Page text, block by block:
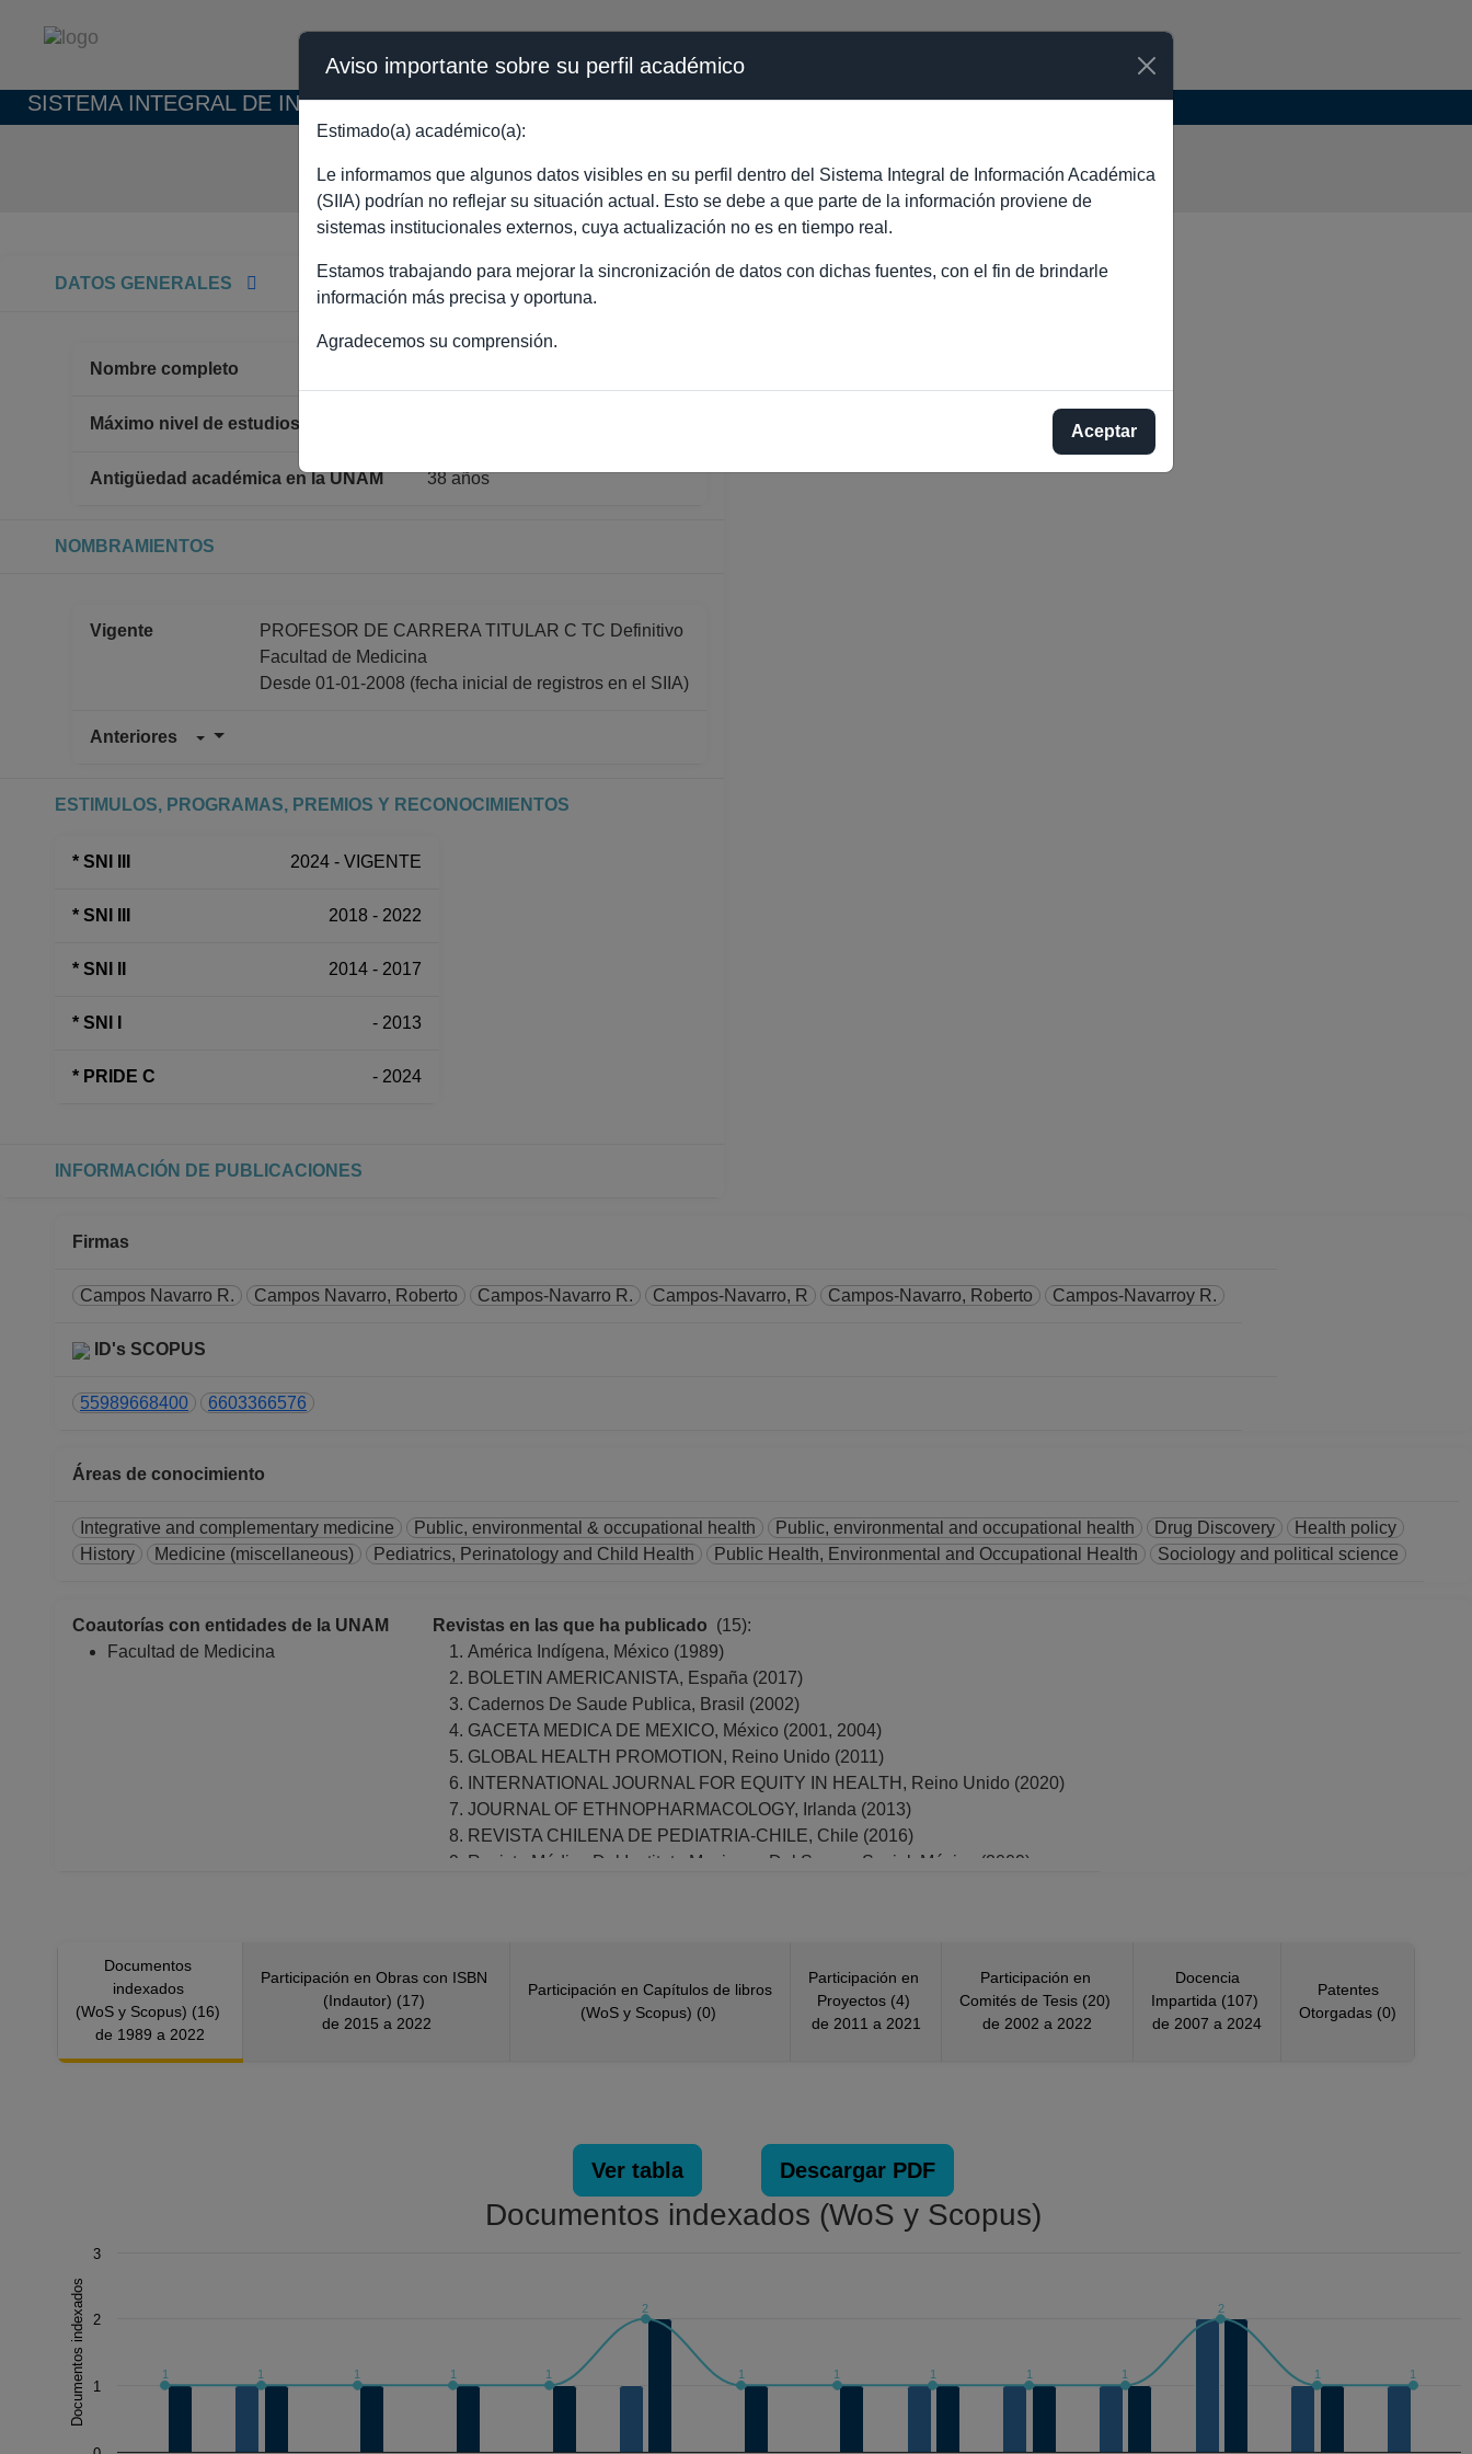
SISTEMA INTEGRAL DE INFORMACIÓN ACADÉMICA - PÚBLICO
ROBERTO CAMPOS NAVARRO
DATOS GENERALES
Nombre completo
Máximo nivel de estudios
Antigüedad académica en la UNAM 38 años
NOMBRAMIENTOS
Vigente
PROFESOR DE CARRERA TITULAR C TC Definitivo
Facultad de Medicina
Desde 01-01-2008 (fecha inicial de registros en el SIIA)
Anteriores
ESTIMULOS, PROGRAMAS, PREMIOS Y RECONOCIMIENTOS
* SNI III 2024 - VIGENTE
* SNI III 2018 - 2022
* SNI II 2014 - 2017
* SNI I - 2013
* PRIDE C - 2024
INFORMACIÓN DE PUBLICACIONES
Firmas
Campos Navarro R. Campos Navarro, Roberto Campos-Navarro R. Campos-Navarro, R Campos-Navarro, Roberto Campos-Navarroy R.
ID's SCOPUS
55989668400 6603366576
Áreas de conocimiento
Integrative and complementary medicine Public, environmental & occupational health Public, environmental and occupational health Drug Discovery
Health policy
History
Medicine (miscellaneous) Pediatrics, Perinatology and Child Health Public Health, Environmental and Occupational Health Sociology and political science
Coautorías con entidades de la UNAM
Facultad de Medicina
Revistas en las que ha publicado (15):
América Indígena, México (1989)
BOLETIN AMERICANISTA, España (2017)
Cadernos De Saude Publica, Brasil (2002)
GACETA MEDICA DE MEXICO, México (2001, 2004)
GLOBAL HEALTH PROMOTION, Reino Unido (2011)
INTERNATIONAL JOURNAL FOR EQUITY IN HEALTH, Reino Unido (2020)
JOURNAL OF ETHNOPHARMACOLOGY, Irlanda (2013)
REVISTA CHILENA DE PEDIATRIA-CHILE, Chile (2016)
Revista Médica Del Instituto Mexicano Del Seguro Social, México (2009)
Servir (Lisbon, Portugal), Portugal (2000)
WORLD HEALTH FORUM, (1998)
Documentos
indexados
(WoS y Scopus) (16)
de 1989 a 2022
Participación en Obras con ISBN
(Indautor) (17)
de 2015 a 2022
Participación en Capítulos de libros
(WoS y Scopus) (0)
Participación en
Proyectos (4)
de 2011 a 2021
Participación en
Comités de Tesis (20)
de 2002 a 2022
Docencia
Impartida (107)
de 2007 a 2024
Patentes
Otorgadas (0)
Ver tabla Descargar PDF
Documentos indexados (WoS y Scopus)
Chart
Combination chart with 3 data series.
The chart has 1 X axis displaying Año.
The chart has 1 Y axis displaying Documentos indexados. Data ranges from 0 to 2.
Documentos indexados 1 1 1 1 1
2
1 1 1 1 1
2
1 1
1
2
3
Aviso importante sobre su perfil académico
Estimado(a) académico(a):
Le informamos que algunos datos visibles en su perfil dentro del Sistema Integral de Información Académica
(SIIA) podrían no reflejar su situación actual. Esto se debe a que parte de la información proviene de
sistemas institucionales externos, cuya actualización no es en tiempo real.
Estamos trabajando para mejorar la sincronización de datos con dichas fuentes, con el fin de brindarle
información más precisa y oportuna.
Agradecemos su comprensión.
Aceptar